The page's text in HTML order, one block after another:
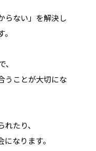
らない」を解決し
うことが大切にな
たり、
なります。